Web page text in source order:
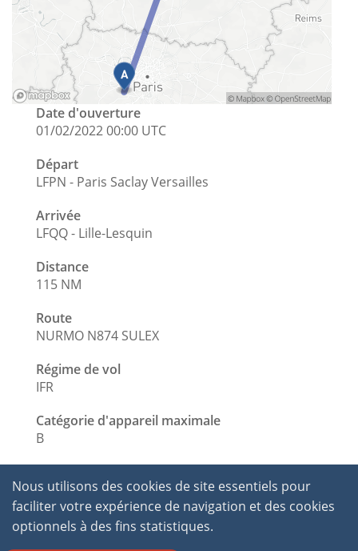
Nous utilisons des cookies de site essentiels pour
faciliter votre expérience de navigation et des cookies
optionnels à des fins statistiques.
Date d'ouverture
01/02/2022 00:00 UTC
Départ
LFPN - Paris Saclay Versailles
Arrivée
LFQQ - Lille-Lesquin
Distance
115 NM
Route
NURMO N874 SULEX
Régime de vol
IFR
Catégorie d'appareil maximale
B